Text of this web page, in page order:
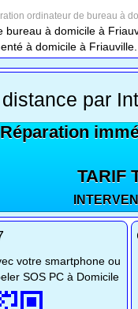
ordinateur de bureau à
bureau à domicile à
à domicile à Friauville.
par
Réparation
TARIF
votre smartphone ou
SOS PC à Domicile